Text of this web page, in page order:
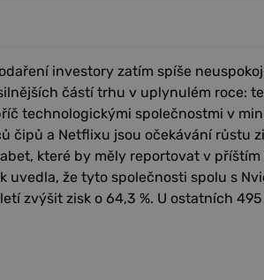
investory zatím spíše
částí trhu v uplynulém roce:
technologickými společnostmi v
čipů a Netflixu jsou očekávání růstu
které by měly reportovat v
uvedla, že tyto společnosti spolu s
zvýšit zisk o 64,3 %. U ostatních